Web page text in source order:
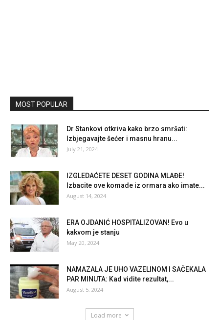
MOST POPULAR
Dr Stankovi otkriva kako brzo smršati:
Izbjegavajte šećer i masnu hranu...
July 21, 2024
IZGLEDAĆETE DESET GODINA MLAĐE!
Izbacite ove komade iz ormara ako imate...
August 14, 2024
ERA OJDANIĆ HOSPITALIZOVAN! Evo u
kakvom je stanju
May 20, 2024
NAMAZALA JE UHO VAZELINOM I SAČEKALA
PAR MINUTA: Kad vidite rezultat,...
August 5, 2024
Load more